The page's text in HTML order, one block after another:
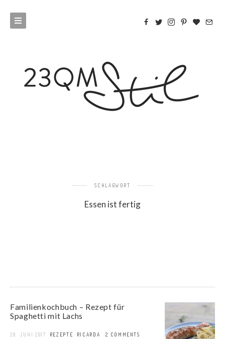
SCHLAGWORT
Essen ist fertig
Familienkochbuch – Rezept für
Spaghetti mit Lachs
28. JUNI 2017 REZEPTE RICARDA 2 COMMENTS